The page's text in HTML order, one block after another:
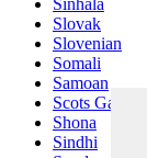
Slovak
Slovenian
Somali
Samoan
Scots Gaelic
Shona
Sindhi